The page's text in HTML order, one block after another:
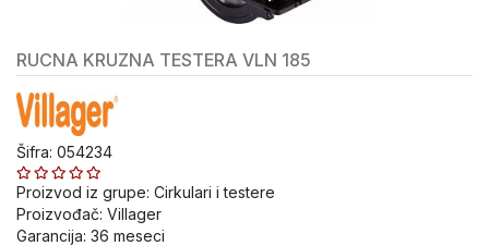
Pribor
za
Bušenje
i
Sečenje
Pribor za
popravku
RUCNA KRUZNA TESTERA VLN 185
Šifra: 054234
Proizvod iz grupe: Cirkulari i testere
Proizvođač: Villager
Garancija: 36 meseci